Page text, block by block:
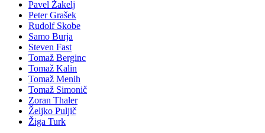
Pavel Žakelj
Peter Grašek
Rudolf Skobe
Samo Burja
Steven Fast
Tomaž Berginc
Tomaž Kalin
Tomaž Menih
Tomaž Simonič
Zoran Thaler
Željko Puljič
Žiga Turk